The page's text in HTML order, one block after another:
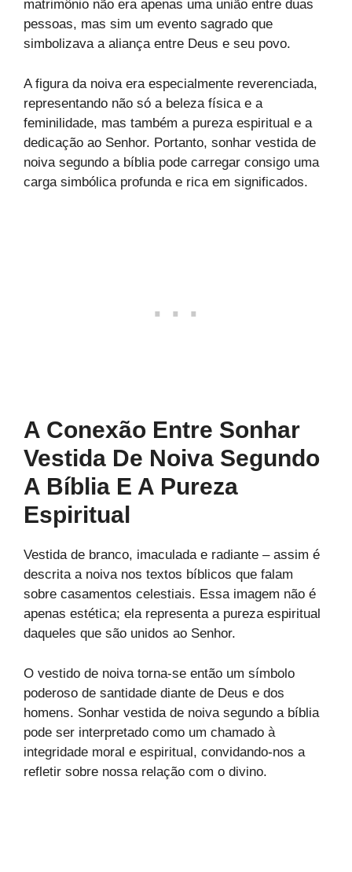
matrimônio não era apenas uma união entre duas
pessoas, mas sim um evento sagrado que
simbolizava a aliança entre Deus e seu povo.
A figura da noiva era especialmente reverenciada,
representando não só a beleza física e a
feminilidade, mas também a pureza espiritual e a
dedicação ao Senhor. Portanto, sonhar vestida de
noiva segundo a bíblia pode carregar consigo uma
carga simbólica profunda e rica em significados.
A Conexão Entre Sonhar
Vestida De Noiva Segundo
A Bíblia E A Pureza
Espiritual
Vestida de branco, imaculada e radiante – assim é
descrita a noiva nos textos bíblicos que falam
sobre casamentos celestiais. Essa imagem não é
apenas estética; ela representa a pureza espiritual
daqueles que são unidos ao Senhor.
O vestido de noiva torna-se então um símbolo
poderoso de santidade diante de Deus e dos
homens. Sonhar vestida de noiva segundo a bíblia
pode ser interpretado como um chamado à
integridade moral e espiritual, convidando-nos a
refletir sobre nossa relação com o divino.